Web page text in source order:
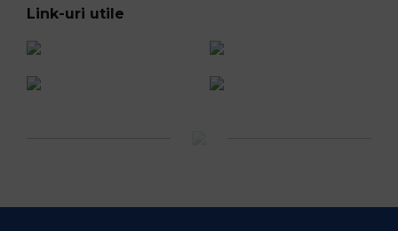
Link-uri utile